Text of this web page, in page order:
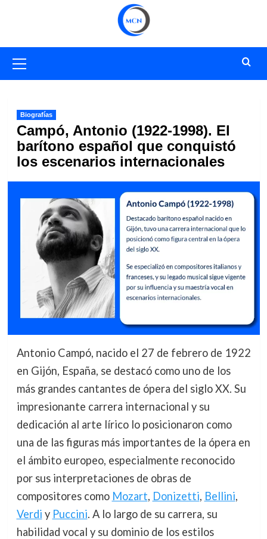
primario
Biografías
Campó, Antonio (1922-1998). El
barítono español que conquistó
los escenarios internacionales
Antonio Campó, nacido el 27 de febrero de 1922
en Gijón, España, se destacó como uno de los
más grandes cantantes de ópera del siglo XX. Su
impresionante carrera internacional y su
dedicación al arte lírico lo posicionaron como
una de las figuras más importantes de la ópera en
el ámbito europeo, especialmente reconocido
por sus interpretaciones de obras de
compositores como Mozart, Donizetti, Bellini,
Verdi y Puccini. A lo largo de su carrera, su
habilidad vocal y su dominio de los estilos